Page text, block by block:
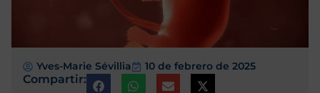
Yves-Marie Sévillia 10 de febrero de 2025
Compartir: